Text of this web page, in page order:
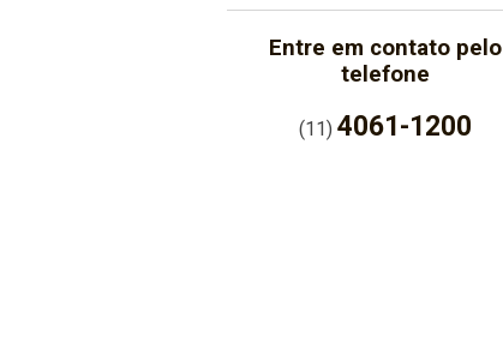
Entre em contato pelo
telefone
(11)4061-1200